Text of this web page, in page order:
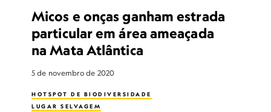
Micos e onças ganham estrada
particular em área ameaçada
na Mata Atlântica
5 de novembro de 2020
HOTSPOT DE BIODIVERSIDADE
LUGAR SELVAGEM